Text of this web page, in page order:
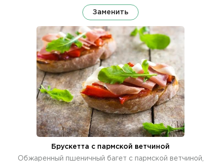
Заменить
Брускетта с пармской ветчиной
Обжаренный пшеничный багет с пармской ветчиной,